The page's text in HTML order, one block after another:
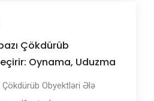
Çökdürüb
Oynama, Uduzma
Çökdürüb Obyektləri Ələ